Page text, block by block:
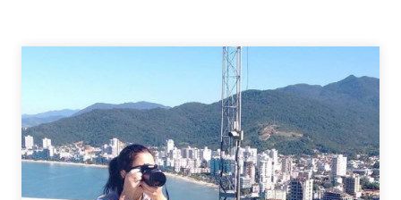
SÉRIE
BULLYING